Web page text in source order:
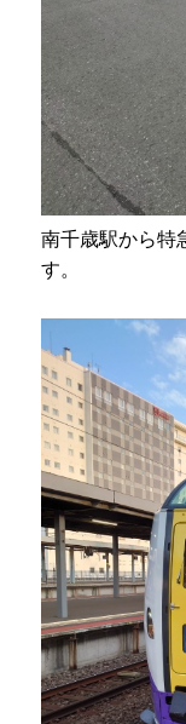
南千歳駅から特
す。